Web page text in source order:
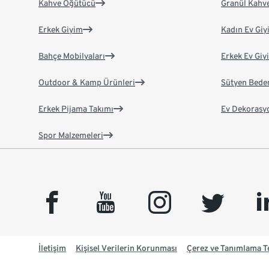
Kahve Öğütücü Granül
Erkek Giyim
Bahçe Mobilyaları
Outdoor & Kamp Ürünleri
Erkek Pijama Takımı
Spor Malzemeleri
Kadın Ev
Erkek Ev
Sütyen
Ev
facebook youtube instagram twitter
İletişim Kişisel Verilerin Korunması Çerez ve Tanımlama